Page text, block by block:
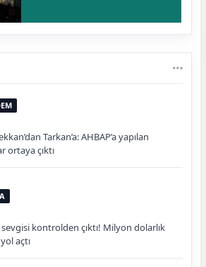
Tarkan’a: AHBAP’a yapılan
ortaya çıktı
kontrolden çıktı! Milyon dolarlık
açtı